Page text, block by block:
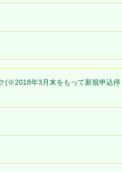
(※2018年3月末をもって新規申込停